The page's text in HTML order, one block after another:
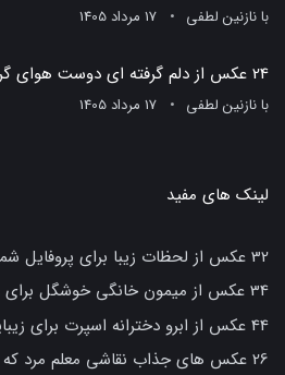
بانازنین لطفی 17 مرداد 1405
24 عکس از دلم گرفته ای دوست هوای گریه
بانازنین لطفی 17 مرداد 1405
لینک های مفید
32 عکس از لحظات زیبا برای پروفایل شما
34 عکس از میمون خانگی خوشگل برای عاشقان حیوانات
44 عکس از ابرو دخترانه اسپرت برای زیبایی و جذابیت بیشتر
26 عکس های جذاب نقاشی معلم مرد که شما را شگفت زده می کند